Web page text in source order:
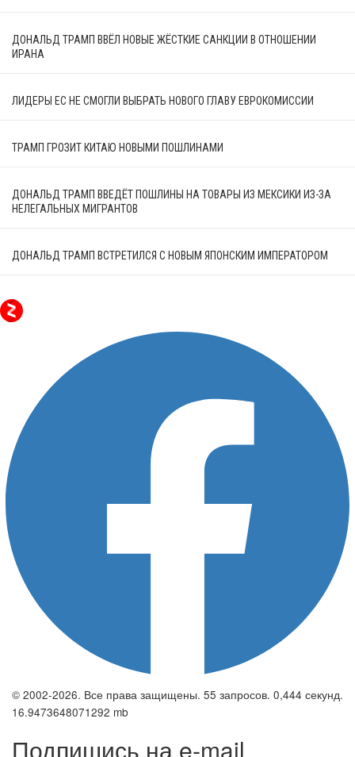
ДОНАЛЬД ТРАМП ВВЁЛ НОВЫЕ ЖЁСТКИЕ САНКЦИИ В ОТНОШЕНИИ
ИРАНА
ЛИДЕРЫ ЕС НЕ СМОГЛИ ВЫБРАТЬ НОВОГО ГЛАВУ ЕВРОКОМИССИИ
ТРАМП ГРОЗИТ КИТАЮ НОВЫМИ ПОШЛИНАМИ
ДОНАЛЬД ТРАМП ВВЕДЁТ ПОШЛИНЫ НА ТОВАРЫ ИЗ МЕКСИКИ ИЗ-ЗА
НЕЛЕГАЛЬНЫХ МИГРАНТОВ
ДОНАЛЬД ТРАМП ВСТРЕТИЛСЯ С НОВЫМ ЯПОНСКИМ ИМПЕРАТОРОМ
© 2002-2026. Все права защищены. 55 запросов. 0,444 секунд.
16.9473648071292 mb
Подпишись на e-mail